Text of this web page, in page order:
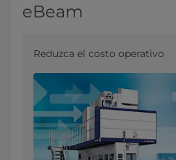
eBeam
Reduzca el costo operativo